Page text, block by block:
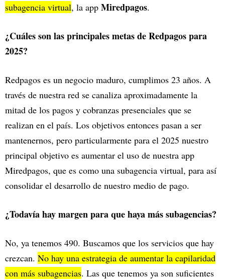
subagencia virtual, la app Miredpagos.
¿Cuáles son las principales metas de Redpagos para
2025?
Redpagos es un negocio maduro, cumplimos 23 años. A
través de nuestra red se canaliza aproximadamente la
mitad de los pagos y cobranzas presenciales que se
realizan en el país. Los objetivos entonces pasan a ser
mantenernos, pero particularmente para el 2025 nuestro
principal objetivo es aumentar el uso de nuestra app
Miredpagos, que es como una subagencia virtual, para así
consolidar el desarrollo de nuestro medio de pago.
¿Todavía hay margen para que haya más subagencias?
No, ya tenemos 490. Buscamos que los servicios que hay
crezcan. No hay una estrategia de aumentar la capilaridad
con más subagencias. Las que tenemos ya son suficientes